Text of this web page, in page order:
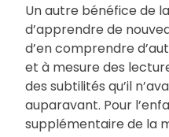
Un autre bénéfice de
d’apprendre de
d’en comprendre
et à mesure des
des subtilités qu’il
auparavant. Pour
supplémentaire de la